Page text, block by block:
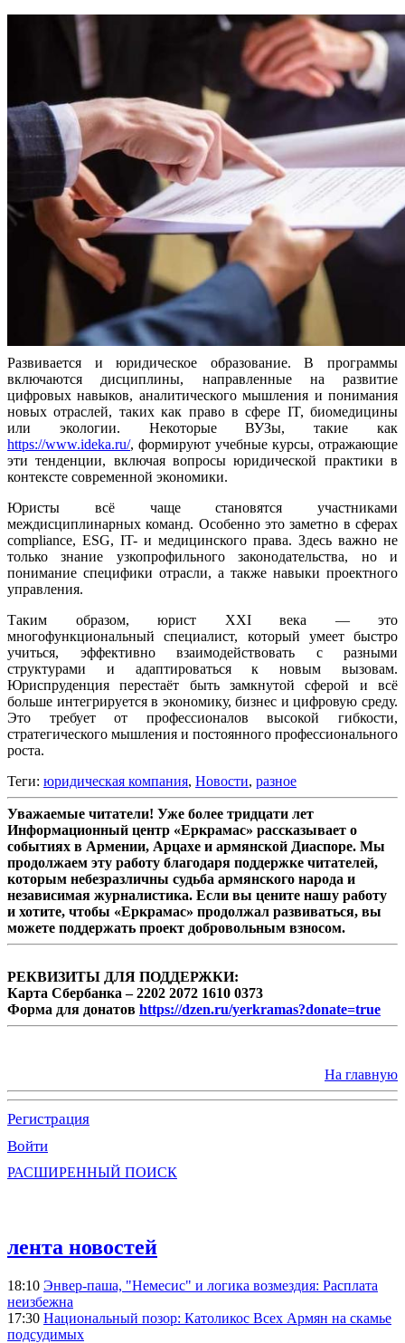
Развивается и юридическое образование. В программы
включаются дисциплины, направленные на развитие
цифровых навыков, аналитического мышления и понимания
новых отраслей, таких как право в сфере IT, биомедицины
или экологии. Некоторые ВУЗы, такие как
https://www.ideka.ru/, формируют учебные курсы, отражающие
эти тенденции, включая вопросы юридической практики в
контексте современной экономики.
Юристы всё чаще становятся участниками
междисциплинарных команд. Особенно это заметно в сферах
compliance, ESG, IT- и медицинского права. Здесь важно не
только знание узкопрофильного законодательства, но и
понимание специфики отрасли, а также навыки проектного
управления.
Таким образом, юрист XXI века — это
многофункциональный специалист, который умеет быстро
учиться, эффективно взаимодействовать с разными
структурами и адаптироваться к новым вызовам.
Юриспруденция перестаёт быть замкнутой сферой и всё
больше интегрируется в экономику, бизнес и цифровую среду.
Это требует от профессионалов высокой гибкости,
стратегического мышления и постоянного профессионального
роста.
Теги: юридическая компания, Новости, разное
Уважаемые читатели! Уже более тридцати лет
Информационный центр «Еркрамас» рассказывает о
событиях в Армении, Арцахе и армянской Диаспоре. Мы
продолжаем эту работу благодаря поддержке читателей,
которым небезразличны судьба армянского народа и
независимая журналистика. Если вы цените нашу работу
и хотите, чтобы «Еркрамас» продолжал развиваться, вы
можете поддержать проект добровольным взносом.
РЕКВИЗИТЫ ДЛЯ ПОДДЕРЖКИ:
Карта Сбербанка – 2202 2072 1610 0373
Форма для донатов https://dzen.ru/yerkramas?donate=true
На главную
Регистрация
Войти
РАСШИРЕННЫЙ ПОИСК
лента новостей
18:10 Энвер-паша, "Немесис" и логика возмездия: Расплата
неизбежна
17:30 Национальный позор: Католикос Всех Армян на скамье
подсудимых